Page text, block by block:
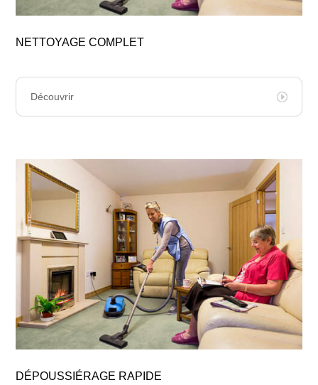
NETTOYAGE COMPLET
Découvrir
DÉPOUSSIÉRAGE RAPIDE